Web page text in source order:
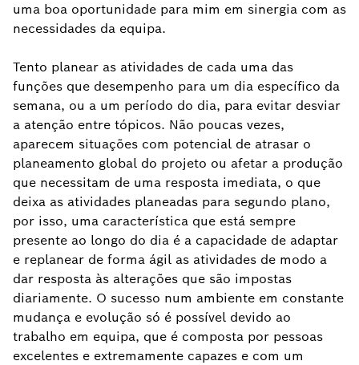
uma boa oportunidade para mim em sinergia com as
necessidades da equipa.
Tento planear as atividades de cada uma das
funções que desempenho para um dia específico da
semana, ou a um período do dia, para evitar desviar
a atenção entre tópicos. Não poucas vezes,
aparecem situações com potencial de atrasar o
planeamento global do projeto ou afetar a produção
que necessitam de uma resposta imediata, o que
deixa as atividades planeadas para segundo plano,
por isso, uma característica que está sempre
presente ao longo do dia é a capacidade de adaptar
e replanear de forma ágil as atividades de modo a
dar resposta às alterações que são impostas
diariamente. O sucesso num ambiente em constante
mudança e evolução só é possível devido ao
trabalho em equipa, que é composta por pessoas
excelentes e extremamente capazes e com um